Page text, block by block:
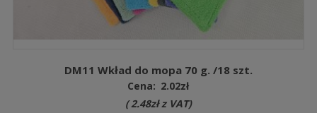
DM11 Wkład do mopa 70 g. /18 szt.
Cena: 2.02zł
(2.48złz VAT)